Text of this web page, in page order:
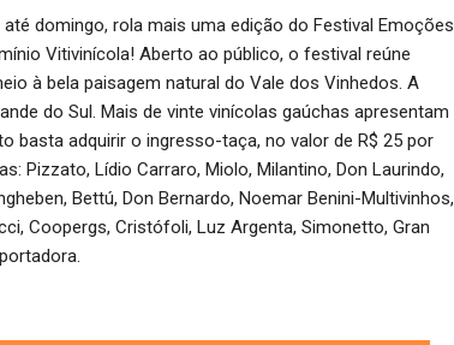
domingo, rola mais uma edição do Festival Emoções
Vitivinícola! Aberto ao público, o festival reúne
à bela paisagem natural do Vale dos Vinhedos. A
do Sul. Mais de vinte vinícolas gaúchas apresentam
basta adquirir o ingresso-taça, no valor de R$ 25 por
Pizzato, Lídio Carraro, Miolo, Milantino, Don Laurindo,
Bettú, Don Bernardo, Noemar Benini-Multivinhos,
Coopergs, Cristófoli, Luz Argenta, Simonetto, Gran